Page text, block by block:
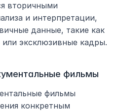
вторичными
и интерпретации,
данные, такие как
эксклюзивные кадры.
фильмы
фильмы
конкретным